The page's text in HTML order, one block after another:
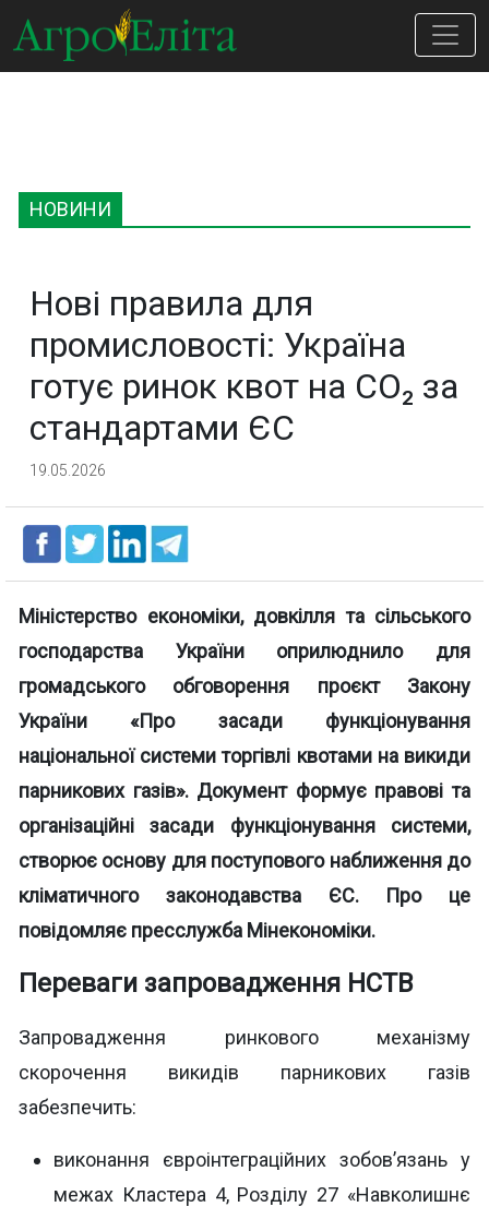
НОВИНИ
Нові правила для
промисловості: Україна
готує ринок квот на CO₂ за
стандартами ЄС
19.05.2026
Міністерство економіки, довкілля та сільського
господарства України оприлюднило для
громадського обговорення проєкт Закону
України «Про засади функціонування
національної системи торгівлі квотами на викиди
парникових газів». Документ формує правові та
організаційні засади функціонування системи,
створює основу для поступового наближення до
кліматичного законодавства ЄС. Про це
повідомляє пресслужба Мінекономіки.
Переваги запровадження НСТВ
Запровадження ринкового механізму
скорочення викидів парникових газів
забезпечить:
виконання євроінтеграційних зобов’язань у
межах Кластера 4, Розділу 27 «Навколишнє